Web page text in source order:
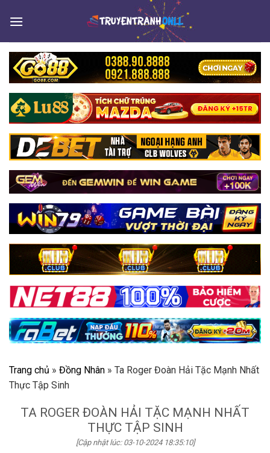
Trang chủ » Đồng Nhân » Ta Roger Đoàn Hải Tặc Mạnh Nhất
Thực Tập Sinh
TA ROGER ĐOÀN HẢI TẶC MẠNH NHẤT
THỰC TẬP SINH
[Cập nhật lúc: 03-10-2024 18:35:10]